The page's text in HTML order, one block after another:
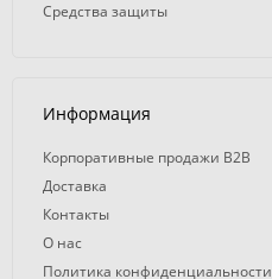
Средства защиты
Информация
Корпоративные продажи B2B
Доставка
Контакты
О нас
Политика конфиденциальности